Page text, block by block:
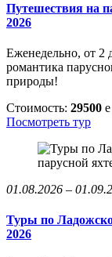
Путешествия на
2026
Еженедельно, от 2
романтика
природы!
Стоимость: 29500 e
Посмотреть тур
01.08.2026 –
Туры по
2026